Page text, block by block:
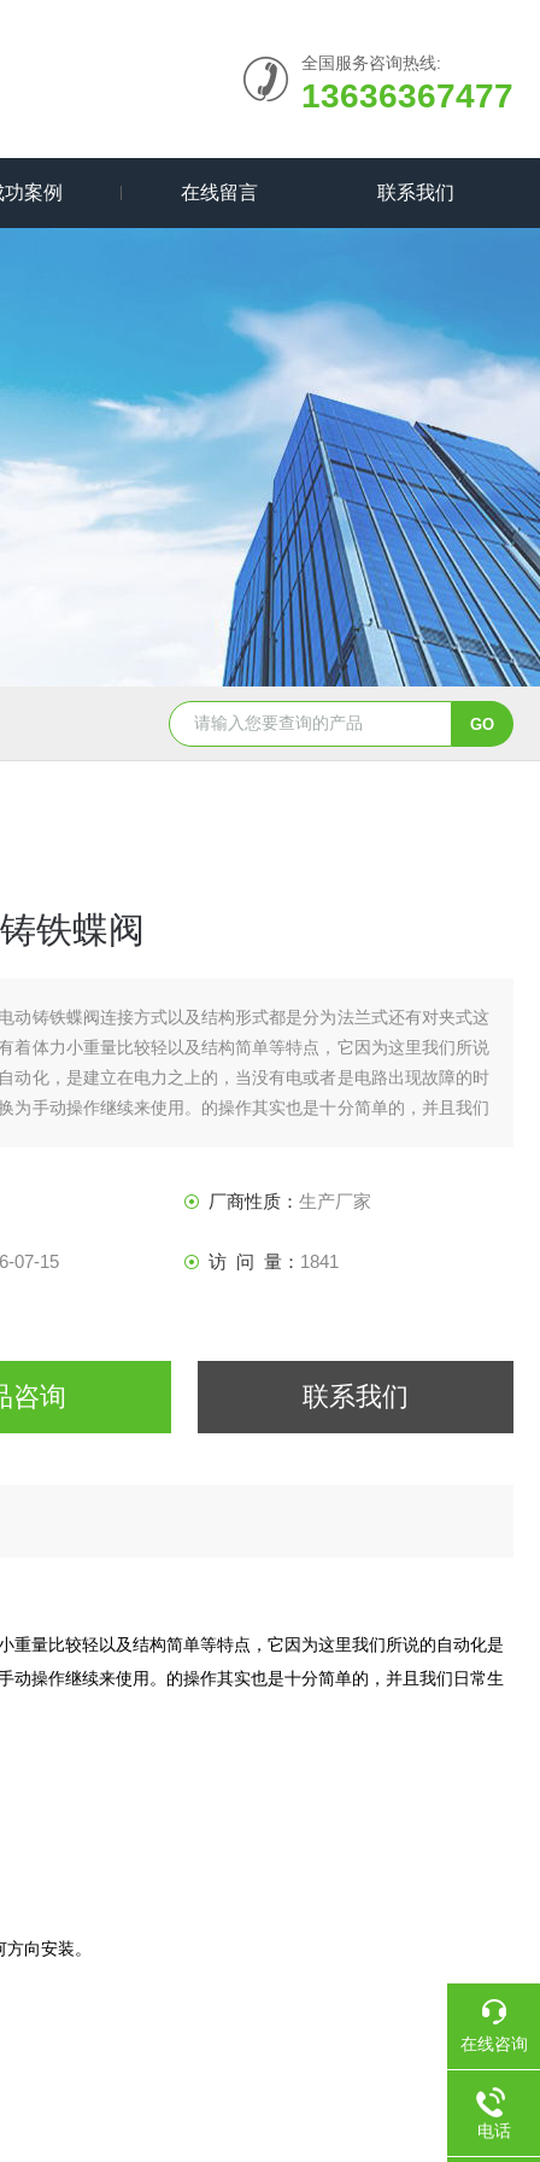
全国服务咨询热线:
13636367477
功案例 在线留言 联系我们
造纸行业电动刀闸阀选型 dn200湖泉电动截止阀 一
铁蝶阀
动铸铁蝶阀连接方式以及结构形式都是分为法兰式还有对夹式这
着体力小重量比较轻以及结构简单等特点，它因为这里我们所说
动化，是建立在电力之上的，当没有电或者是电路出现故障的时
为手动操作继续来使用。的操作其实也是十分简单的，并且我们
厂商性质： 生产厂家
07-15 访 问 量： 1841
咨询 联系我们
量比较轻以及结构简单等特点，它因为这里我们所说的自动化是
操作继续来使用。的操作其实也是十分简单的，并且我们日常生
向安装。
在线咨询
电话